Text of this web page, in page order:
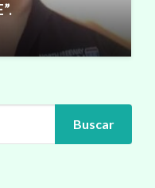
Buscar